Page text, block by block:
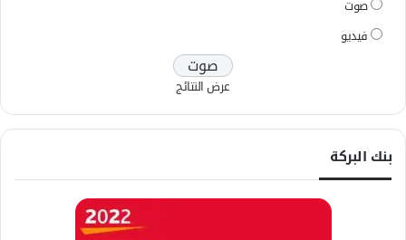
صوت
فيديو
عرض النتائج
بنك البركة